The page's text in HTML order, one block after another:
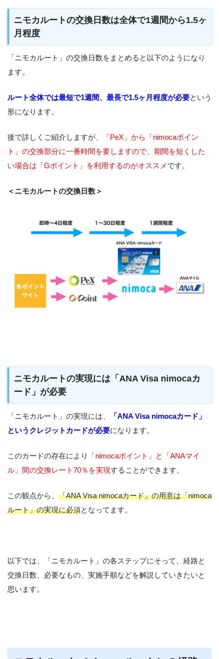
ニモカルートの交換日数は全体で1週間から1.5ヶ
月程度
「ニモカルート」の交換日数をまとめると以下のようになり
ます。
ルート全体では最短で1週間、最長で1.5ヶ月程度が必要という
形になります。
後で詳しくご紹介しますが、
「PeX」から「nimocaポイン
ト」の交換部分に一番時間を要しますので、期間を短くした
い場合は「Gポイント」を利用するのがオススメ です。
＜ニモカルートの交換日数＞
ニモカルートの実現には「ANA Visa nimocaカ
ード」が必要
「ニモカルート」の実現には、
「ANA Visa nimocaカード」
というクレジットカードが必要になります。
このカードの存在により
「nimocaポイント」と「ANAマイ
ル」間の交換レート70％を実現することができます。
この観点から、 「ANA Visa nimocaカード」の用意は「nimoca
ルート」の実現に必須となってます。
以下では、「ニモカルート」の各ステップにそって、経路と
交換日数、必要なもの、実施手順などを解説していきたいと
思います。